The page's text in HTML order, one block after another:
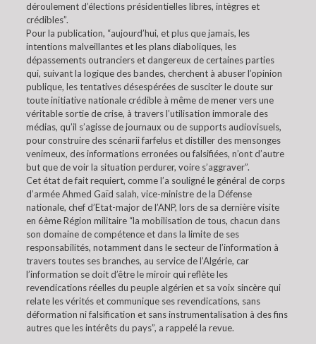
déroulement d’élections présidentielles libres, intègres et
crédibles”.
Pour la publication, “aujourd’hui, et plus que jamais, les
intentions malveillantes et les plans diaboliques, les
dépassements outranciers et dangereux de certaines parties
qui, suivant la logique des bandes, cherchent à abuser l’opinion
publique, les tentatives désespérées de susciter le doute sur
toute initiative nationale crédible à même de mener vers une
véritable sortie de crise, à travers l’utilisation immorale des
médias, qu’il s’agisse de journaux ou de supports audiovisuels,
pour construire des scénarii farfelus et distiller des mensonges
venimeux, des informations erronées ou falsifiées, n’ont d’autre
but que de voir la situation perdurer, voire s’aggraver”.
Cet état de fait requiert, comme l’a souligné le général de corps
d’armée Ahmed Gaïd salah, vice-ministre de la Défense
nationale, chef d’Etat-major de l’ANP, lors de sa dernière visite
en 6ème Région militaire “la mobilisation de tous, chacun dans
son domaine de compétence et dans la limite de ses
responsabilités, notamment dans le secteur de l’information à
travers toutes ses branches, au service de l’Algérie, car
l’information se doit d’être le miroir qui reflète les
revendications réelles du peuple algérien et sa voix sincère qui
relate les vérités et communique ses revendications, sans
déformation ni falsification et sans instrumentalisation à des fins
autres que les intérêts du pays”, a rappelé la revue.